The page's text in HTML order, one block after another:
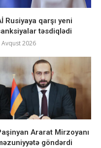
Rusiyaya qarşı yeni
təsdiqlədi
Avqust 2026
Ararat Mirzoyanı
göndərdi